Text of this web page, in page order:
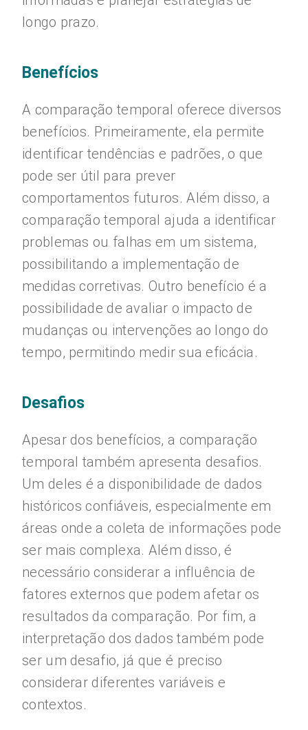
longo prazo.
Benefícios
A comparação temporal oferece diversos
benefícios. Primeiramente, ela permite
identificar tendências e padrões, o que
pode ser útil para prever
comportamentos futuros. Além disso, a
comparação temporal ajuda a identificar
problemas ou falhas em um sistema,
possibilitando a implementação de
medidas corretivas. Outro benefício é a
possibilidade de avaliar o impacto de
mudanças ou intervenções ao longo do
tempo, permitindo medir sua eficácia.
Desafios
Apesar dos benefícios, a comparação
temporal também apresenta desafios.
Um deles é a disponibilidade de dados
históricos confiáveis, especialmente em
áreas onde a coleta de informações pode
ser mais complexa. Além disso, é
necessário considerar a influência de
fatores externos que podem afetar os
resultados da comparação. Por fim, a
interpretação dos dados também pode
ser um desafio, já que é preciso
considerar diferentes variáveis e
contextos.